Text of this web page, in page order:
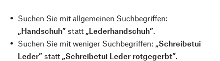
Suchen Sie mit allgemeinen Suchbegriffen:
„Handschuh” statt „Lederhandschuh”.
Suchen Sie mit weniger Suchbegriffen: „Schreibetui
Leder” statt „Schreibetui Leder rotgegerbt”.